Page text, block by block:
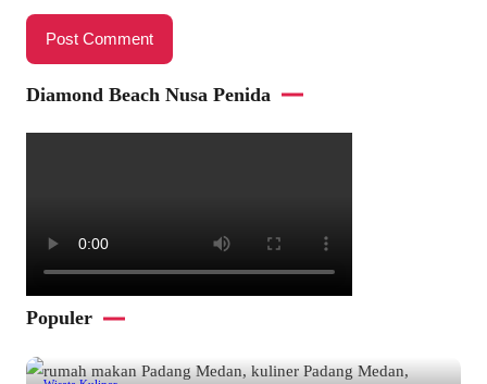
Diamond Beach Nusa Penida
Populer